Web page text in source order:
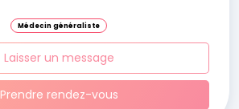
Médecin généraliste
Laisser un message
Prendre rendez-vous